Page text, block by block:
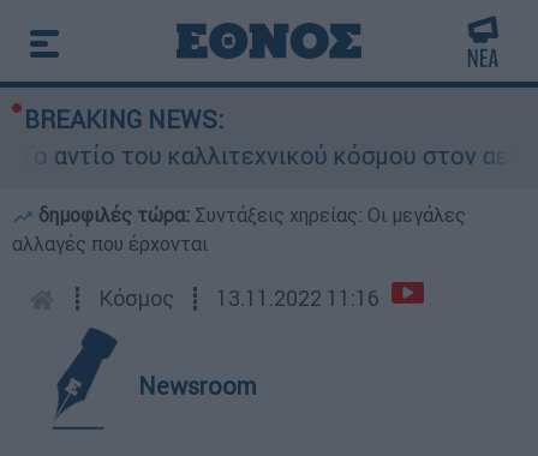
BREAKING NEWS:
του καλλιτεχνικού κόσμου στον
δημοφιλές τώρα: Συντάξεις χηρείας: Οι μεγάλες
αλλαγές που έρχονται
┋ Κόσμος ┋ 13.11.2022 11:16
Newsroom